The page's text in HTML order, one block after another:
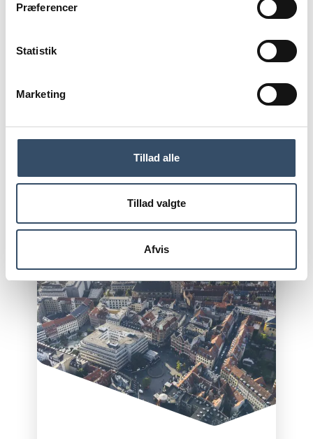
Præferencer
Statistik
Marketing
Tillad alle
Tillad valgte
Afvis
Det brede samarbejde om at stable et boligpolitisk
dagsorden trods de fire arrangørers forskellige
på tværs for at skabe stabilitet og gode rammevilkår
Aftenens afsluttende budskab til politikerne var
således, at hvis vi kan samarbejde – så kan I også.
DEL ARTIKEL